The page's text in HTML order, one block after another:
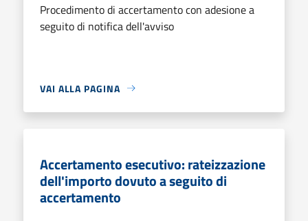
Procedimento di accertamento con adesione a
seguito di notifica dell'avviso
VAI ALLA PAGINA
Accertamento esecutivo: rateizzazione
dell'importo dovuto a seguito di
accertamento